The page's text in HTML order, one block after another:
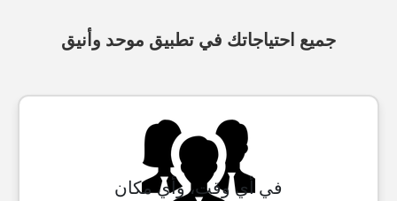
جميع احتياجاتك في تطبيق موحد وأنيق
في أي وقت، وأي مكان